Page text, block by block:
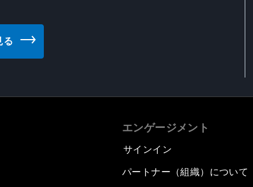
る
エンゲージメント
サインイン
パートナー（組織）について